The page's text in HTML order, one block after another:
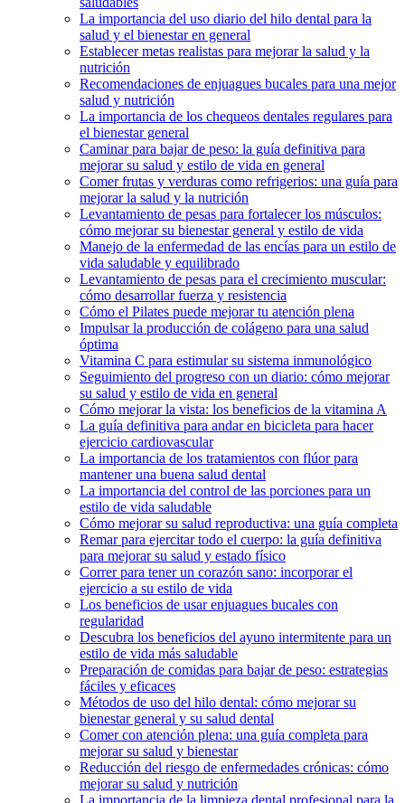
La importancia del uso diario del hilo dental para la
salud y el bienestar en general
Establecer metas realistas para mejorar la salud y la
nutrición
Recomendaciones de enjuagues bucales para una mejor
salud y nutrición
La importancia de los chequeos dentales regulares para
el bienestar general
Caminar para bajar de peso: la guía definitiva para
mejorar su salud y estilo de vida en general
Comer frutas y verduras como refrigerios: una guía para
mejorar la salud y la nutrición
Levantamiento de pesas para fortalecer los músculos:
cómo mejorar su bienestar general y estilo de vida
Manejo de la enfermedad de las encías para un estilo de
vida saludable y equilibrado
Levantamiento de pesas para el crecimiento muscular:
cómo desarrollar fuerza y resistencia
Cómo el Pilates puede mejorar tu atención plena
Impulsar la producción de colágeno para una salud
óptima
Vitamina C para estimular su sistema inmunológico
Seguimiento del progreso con un diario: cómo mejorar
su salud y estilo de vida en general
Cómo mejorar la vista: los beneficios de la vitamina A
La guía definitiva para andar en bicicleta para hacer
ejercicio cardiovascular
La importancia de los tratamientos con flúor para
mantener una buena salud dental
La importancia del control de las porciones para un
estilo de vida saludable
Cómo mejorar su salud reproductiva: una guía completa
Remar para ejercitar todo el cuerpo: la guía definitiva
para mejorar su salud y estado físico
Correr para tener un corazón sano: incorporar el
ejercicio a su estilo de vida
Los beneficios de usar enjuagues bucales con
regularidad
Descubra los beneficios del ayuno intermitente para un
estilo de vida más saludable
Preparación de comidas para bajar de peso: estrategias
fáciles y eficaces
Métodos de uso del hilo dental: cómo mejorar su
bienestar general y su salud dental
Comer con atención plena: una guía completa para
mejorar su salud y bienestar
Reducción del riesgo de enfermedades crónicas: cómo
mejorar su salud y nutrición
La importancia de la limpieza dental profesional para la